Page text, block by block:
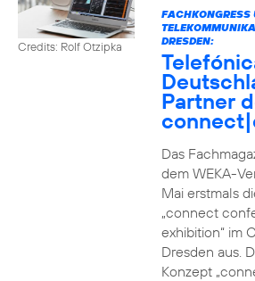
Credits: Rolf Otzipka
FACHKONGRESS
DRESDEN:
Partner
Das
dem WEKA-
Mai erstmals
„connect
exhibition“ im
Dresden aus.
Konzept